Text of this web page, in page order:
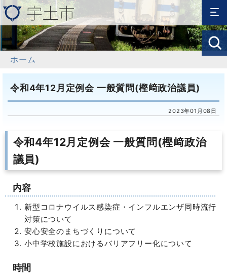
ホーム
令和4年12月定例会 一般質問(樫﨑政治議員)
2023年01月08日
令和4年12月定例会 一般質問(樫﨑政治
議員)
内容
新型コロナウイルス感染症・インフルエンザ同時流行
対策について
安心安全のまちづくりについて
小中学校施設におけるバリアフリー化について
時間